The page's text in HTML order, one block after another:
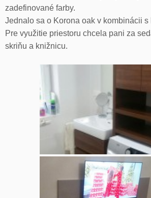
zadefinované farby.
Jednalo sa o Korona oak v kombinácii s
Pre využitie priestoru chcela pani za
skriňu a knižnicu.